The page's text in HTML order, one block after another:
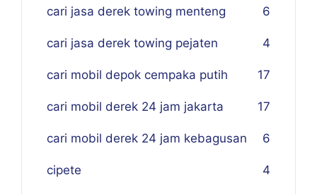
cari jasa derek towing menteng 6
cari jasa derek towing pejaten 4
cari mobil depok cempaka putih 17
cari mobil derek 24 jam jakarta 17
cari mobil derek 24 jam kebagusan 6
cipete 4